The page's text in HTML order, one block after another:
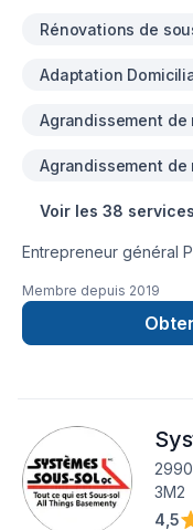
Rénovations de
Adaptation
Agrandissement de
Agrandissement de
Voir les 38 services
Entrepreneur général Projets clé en main Rénovation salle de
et une en Estrie pour
Membre depuis 2019
3M2
4,5